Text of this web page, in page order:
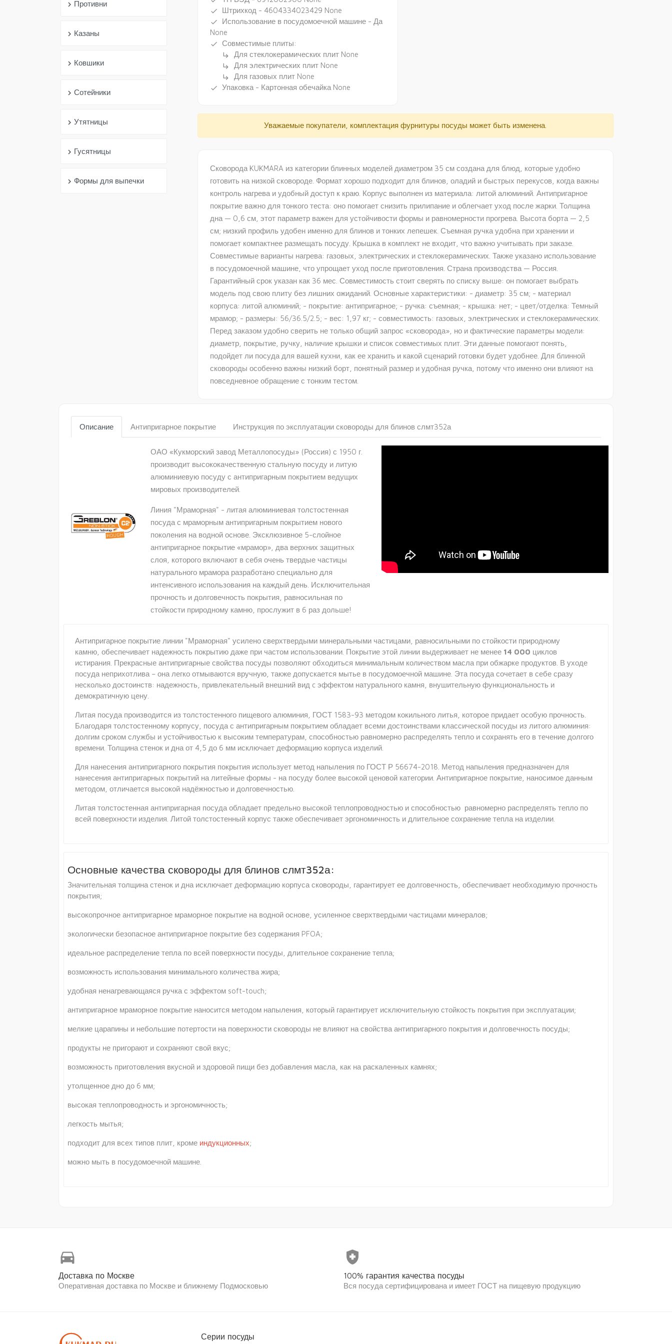
chevron_right Противни
chevron_right Казаны
chevron_right Ковшики
chevron_right Сотейники
chevron_right Утятницы
chevron_right Гусятницы
chevron_right Формы для выпечки
done Штрихкод - 4604334023429 None
done
Использование в посудомоечной машине - Да
None
done Совместимые плиты:
subdirectory_arrow_right Для стеклокерамических плит None
subdirectory_arrow_right Для электрических плит None
subdirectory_arrow_right Для газовых плит None
done Упаковка - Картонная обечайка None
Уважаемые покупатели, комплектация фурнитуры посуды может быть изменена.
Сковорода KUKMARA из категории блинных моделей диаметром 35 см создана для блюд, которые удобно
готовить на низкой сковороде. Формат хорошо подходит для блинов, оладий и быстрых перекусов, когда важны
контроль нагрева и удобный доступ к краю. Корпус выполнен из материала: литой алюминий. Антипригарное
покрытие важно для тонкого теста: оно помогает снизить прилипание и облегчает уход после жарки. Толщина
дна — 0,6 см, этот параметр важен для устойчивости формы и равномерности прогрева. Высота борта — 2,5
см; низкий профиль удобен именно для блинов и тонких лепешек. Съемная ручка удобна при хранении и
помогает компактнее размещать посуду. Крышка в комплект не входит, что важно учитывать при заказе.
Совместимые варианты нагрева: газовых, электрических и стеклокерамических. Также указано использование
в посудомоечной машине, что упрощает уход после приготовления. Страна производства — Россия.
Гарантийный срок указан как 36 мес. Совместимость стоит сверять по списку выше: он помогает выбрать
модель под свою плиту без лишних ожиданий. Основные характеристики: - диаметр: 35 см; - материал
корпуса: литой алюминий; - покрытие: антипригарное; - ручка: съемная; - крышка: нет; - цвет/отделка: Темный
мрамор; - размеры: 56/36.5/2.5; - вес: 1,97 кг; - совместимость: газовых, электрических и стеклокерамических.
Перед заказом удобно сверить не только общий запрос «сковорода», но и фактические параметры модели:
диаметр, покрытие, ручку, наличие крышки и список совместимых плит. Эти данные помогают понять,
подойдет ли посуда для вашей кухни, как ее хранить и какой сценарий готовки будет удобнее. Для блинной
сковороды особенно важны низкий борт, понятный размер и удобная ручка, потому что именно они влияют на
повседневное обращение с тонким тестом.
Описание Антипригарное покрытие Инструкция по эксплуатации сковороды для блинов слмт352а
ОАО «Кукморский завод Металлопосуды» (Россия) с 1950 г.
производит высококачественную стальную посуду и литую
алюминиевую посуду с антипригарным покрытием ведущих
мировых производителей.
Линия "Мраморная" - литая алюминиевая толстостенная
посуда с мраморным антипригарным покрытием нового
поколения на водной основе. Эксклюзивное 5-слойное
антипригарное покрытие «мрамор», два верхних защитных
слоя, которого включают в себя очень твердые частицы
натурального мрамора разработано специально для
интенсивного использования на каждый день. Исключительная
прочность и долговечность покрытия, равносильная по
стойкости природному камню, прослужит в 6 раз дольше!
Антипригарное покрытие линии "Мраморная" усилено сверхтвердыми минеральными частицами, равносильными по стойкости природному
камню, обеспечивает надежность покрытию даже при частом использовании. Покрытие этой линии выдерживает не менее 14 000 циклов
истирания. Прекрасные антипригарные свойства посуды позволяют обходиться минимальным количеством масла при обжарке продуктов. В уходе
посуда неприхотлива – она легко отмываются вручную, также допускается мытье в посудомоечной машине. Эта посуда сочетает в себе сразу
несколько достоинств: надежность, привлекательный внешний вид c эффектом натурального камня, внушительную функциональность и
демократичную цену.
Литая посуда производится из толстостенного пищевого алюминия, ГОСТ 1583-93 методом кокильного литья, которое придает особую прочность.
Благодаря толстостенному корпусу, посуда с антипригарным покрытием обладает всеми достоинствами классической посуды из литого алюминия:
долгим сроком службы и устойчивостью к высоким температурам, способностью равномерно распределять тепло и сохранять его в течение долгого
времени. Толщина стенок и дна от 4,5 до 6 мм исключает деформацию корпуса изделий.
Для нанесения антипригарного покрытия покрытия использует метод напыления по ГОСТ Р 56674-2018. Метод напыления предназначен для
нанесения антипригарных покрытий на литейные формы - на посуду более высокой ценовой категории. Антипригарное покрытие, наносимое данным
методом, отличается высокой надёжностью и долговечностью.
Литая толстостенная антипригарная посуда обладает предельно высокой теплопроводностью и способностью равномерно распределять тепло по
всей поверхности изделия. Литой толстостенный корпус также обеспечивает эргономичность и длительное сохранение тепла на изделии.
Основные качества сковороды для блинов слмт352а:
Значительная толщина стенок и дна исключает деформацию корпуса сковороды, гарантирует ее долговечность, обеспечивает необходимую прочность
покрытия;
высокопрочное антипригарное мраморное покрытие на водной основе, усиленное сверхтвердыми частицами минералов;
экологически безопасное антипригарное покрытие без содержания PFOA;
идеальное распределение тепла по всей поверхности посуды, длительное сохранение тепла;
возможность использования минимального количества жира;
удобная ненагревающаяся ручка с эффектом soft-touch;
антипригарное мраморное покрытие наносится методом напыления, который гарантирует исключительную стойкость покрытия при эксплуатации;
мелкие царапины и небольшие потертости на поверхности сковороды не влияют на свойства антипригарного покрытия и долговечность посуды;
продукты не пригорают и сохраняют свой вкус;
возможность приготовления вкусной и здоровой пищи без добавления масла, как на раскаленных камнях;
утолщенное дно до 6 мм;
высокая теплопроводность и эргономичность;
легкость мытья;
подходит для всех типов плит, кроме индукционных;
можно мыть в посудомоечной машине.
directions_car
Доставка по Москве
Оперативная доставка по Москве и ближнему Подмосковью
health_and_safety
100% гарантия качества посуды
Вся посуда сертифицирована и имеет ГОСТ на пищевую продукцию
Серии посуды